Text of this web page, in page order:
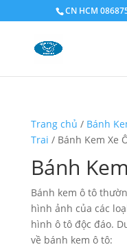
CN HCM
Trang chủ / Bánh
Trai / Bánh Kem Xe
Bánh
Bánh kem ô tô
hình ảnh của các
hình ô tô độc đáo.
về bánh kem ô tô: